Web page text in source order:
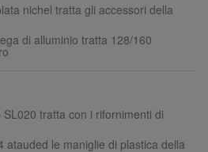
nichel tratta gli accessori della
di alluminio tratta 128/160
tratta con i rifornimenti di
atauded le maniglie di plastica della